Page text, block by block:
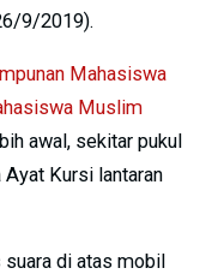
9/2019).
Mahasiswa
Muslim
awal, sekitar pukul
Kursi lantaran
suara di atas mobil